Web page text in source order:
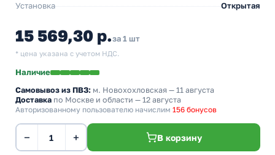
Установка
Открытая
15 569,30 р.за 1 шт
* цена указана с учетом НДС.
Наличие
Самовывоз из ПВЗ: м. Новохохловская — 11 августа
Доставка по Москве и области — 12 августа
Авторизованному пользователю начислим 156 бонусов
− + В корзину